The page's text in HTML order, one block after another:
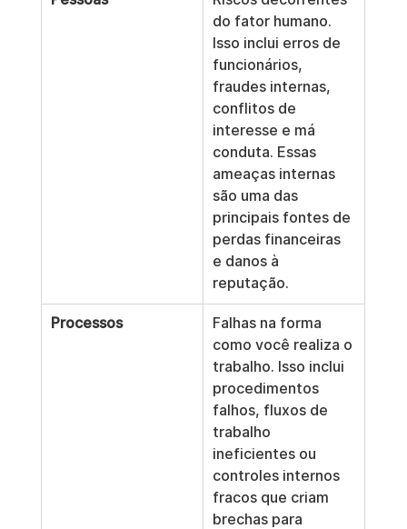
do fator humano.
Isso inclui erros de
funcionários,
fraudes internas,
conflitos de
interesse e má
conduta. Essas
ameaças internas
são uma das
principais fontes de
perdas financeiras
e danos à
reputação.
Processos
Falhas na forma
como você realiza o
trabalho. Isso inclui
procedimentos
falhos, fluxos de
trabalho
ineficientes ou
controles internos
fracos que criam
brechas para